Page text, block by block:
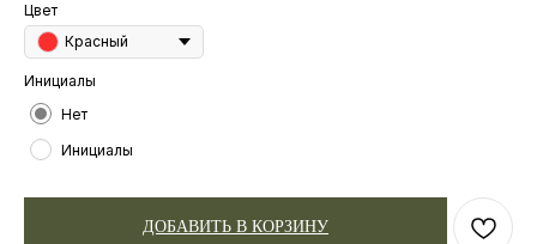
Цвет
Красный
Инициалы
Нет
Инициалы
ДОБАВИТЬ В КОРЗИНУ